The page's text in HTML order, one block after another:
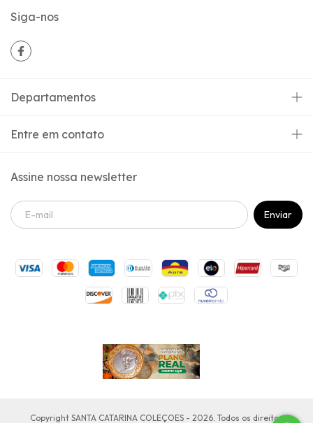
Siga-nos
Departamentos
Entre em contato
Assine nossa newsletter
Copyright SANTA CATARINA COLEÇOES - 2026. Todos os direitos